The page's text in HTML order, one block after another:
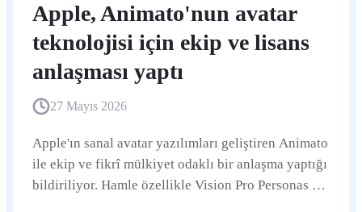
Apple, Animato'nun avatar
teknolojisi için ekip ve lisans
anlaşması yaptı
27 Mayıs 2026
Apple'ın sanal avatar yazılımları geliştiren Animato
ile ekip ve fikrî mülkiyet odaklı bir anlaşma yaptığı
bildiriliyor. Hamle özellikle Vision Pro Personas ve